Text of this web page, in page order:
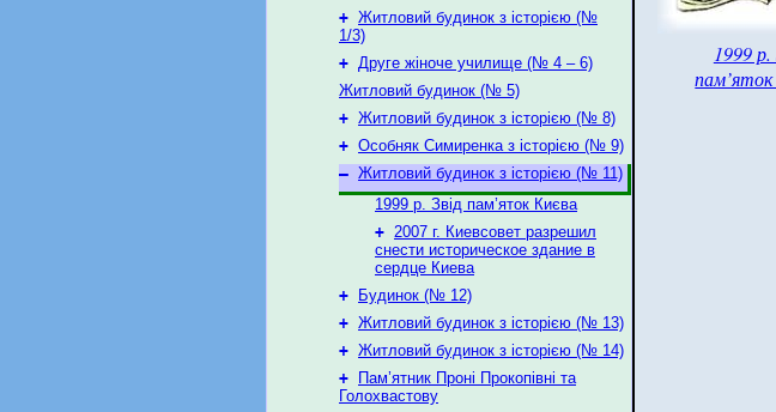
+ Житловий будинок з історією (№
1/3)
+ Друге жіноче училище (№ 4 – 6)
Житловий будинок (№ 5)
+ Житловий будинок з історією (№ 8)
+ Особняк Симиренка з історією (№ 9)
– Житловий будинок з історією (№ 11)
1999 р. Звід пам’яток Києва
+ 2007 г. Киевсовет разрешил
снести историческое здание в
сердце Киева
+
Будинок (№ 12)
+ Житловий будинок з історією (№ 13)
+ Житловий будинок з історією (№ 14)
+
Пам’ятник Проні Прокопівні та
Голохвастову
1999 р.